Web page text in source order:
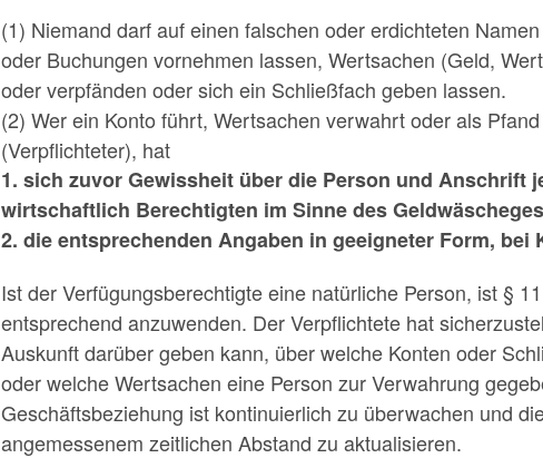
(1) Niemand darf auf einen falschen oder erdichteten
oder Buchungen vornehmen lassen, Wertsachen (Geld,
oder verpfänden oder sich ein Schließfach geben lassen.
(2) Wer ein Konto führt, Wertsachen verwahrt oder als
(Verpflichteter), hat
1. sich zuvor Gewissheit über die Person und Anschrift
wirtschaftlich Berechtigten im Sinne des
2. die entsprechenden Angaben in geeigneter Form, bei
Ist der Verfügungsberechtigte eine natürliche Person, ist §
entsprechend anzuwenden. Der Verpflichtete hat
Auskunft darüber geben kann, über welche Konten oder
oder welche Wertsachen eine Person zur Verwahrung
Geschäftsbeziehung ist kontinuierlich zu überwachen und
angemessenem zeitlichen Abstand zu aktualisieren.